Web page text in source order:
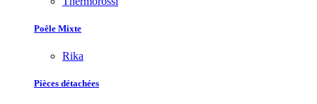
Poêle Mixte
Rika
Pièces détachées